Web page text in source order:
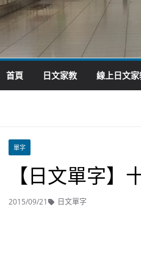
首頁 日文家教 線上日文
單字
【日文單字】
2015/09/21 日文單字